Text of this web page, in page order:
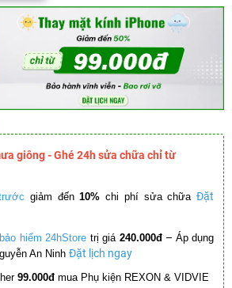
giông - Ghé 24h sửa chữa chỉ từ
giảm đến10% chi phí sửa chữa Đặt
hiểm 24hStore trị giá 240.000đ – Áp dụng
An Ninh Đặt lịch ngay
99.000đ mua Phụ kiện REXON & VIDVIE